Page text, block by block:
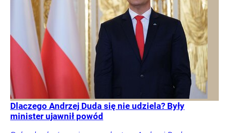
Dlaczego Andrzej Duda się nie udziela? Były
minister ujawnił powód